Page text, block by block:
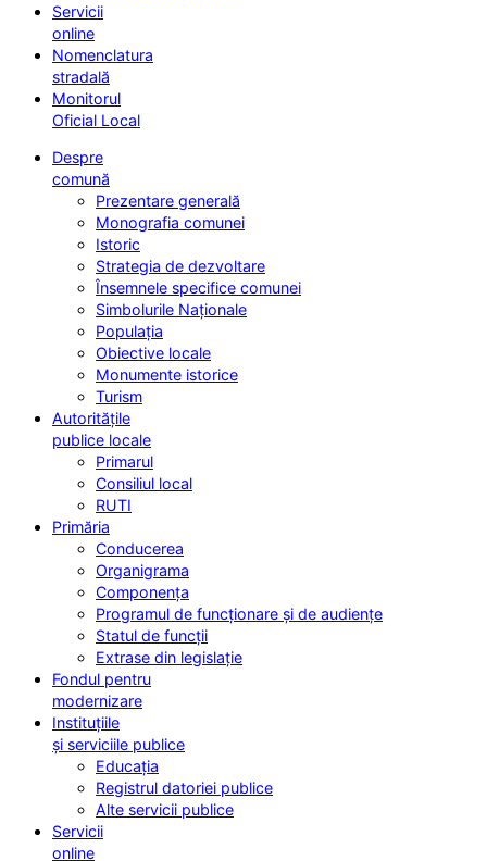
Servicii
online
Nomenclatura
stradală
Monitorul
Oficial Local
Despre
comună
Prezentare generală
Monografia comunei
Istoric
Strategia de dezvoltare
Însemnele specifice comunei
Simbolurile Naționale
Populația
Obiective locale
Monumente istorice
Turism
Autoritățile
publice locale
Primarul
Consiliul local
RUTI
Primăria
Conducerea
Organigrama
Componența
Programul de funcționare și de audiențe
Statul de funcții
Extrase din legislație
Fondul pentru
modernizare
Instituțiile
și serviciile publice
Educația
Registrul datoriei publice
Alte servicii publice
Servicii
online